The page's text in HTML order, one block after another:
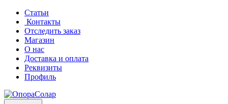
Перейти
навигации
Перейти
содержанию
Статьи
Контакты
Отследить заказ
Магазин
О нас
Доставка и оплата
Реквизиты
Профиль